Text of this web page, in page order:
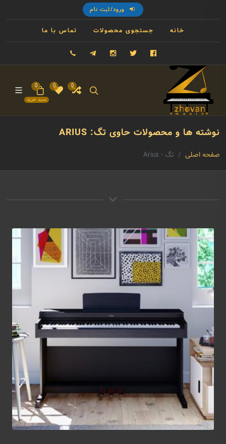
ورود/ثبت نام
خانه جستجوی محصولات تماس با ما
فیسبوک توییتر اینستاگرام تلگرام
0
0
سبد خرید
0
نوشته ها و محصولات حاوی تگ: ARIUS
صفحه اصلی تگ - Arius